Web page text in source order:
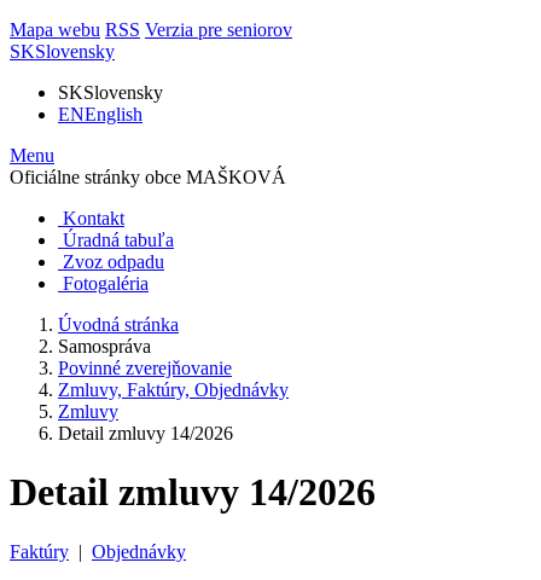
Mapa webu RSS Verzia pre seniorov
SKSlovensky
SKSlovensky
ENEnglish
Menu
Oficiálne stránky obce MAŠKOVÁ
Kontakt
Úradná tabuľa
Zvoz odpadu
Fotogaléria
Úvodná stránka
Samospráva
Povinné zverejňovanie
Zmluvy, Faktúry, Objednávky
Zmluvy
Detail zmluvy 14/2026
Detail zmluvy 14/2026
Faktúry | Objednávky